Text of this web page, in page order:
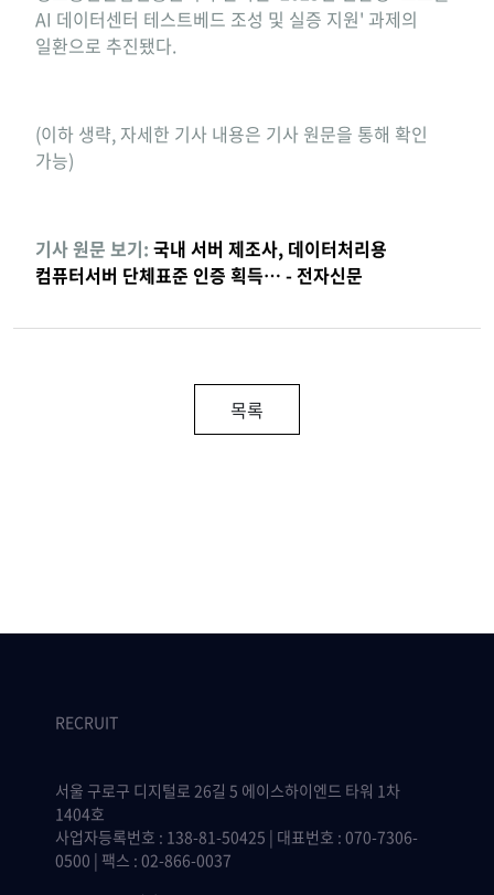
AI 데이터센터 테스트베드 조성 및 실증 지원' 과제의
일환으로 추진됐다.
(이하 생략, 자세한 기사 내용은 기사 원문을 통해 확인
가능)
기사 원문 보기: 국내 서버 제조사, 데이터처리용
컴퓨터서버 단체표준 인증 획득… - 전자신문
목록
RECRUIT
서울 구로구 디지털로 26길 5 에이스하이엔드 타워 1차
1404호
사업자등록번호 : 138-81-50425 | 대표번호 : 070-7306-
0500 | 팩스 : 02-866-0037